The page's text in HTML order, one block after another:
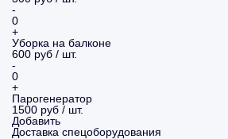
-
0
+
Уборка на балконе
600 руб / шт.
-
0
+
Парогенератор
1500 руб / шт.
Добавить
Доставка спецоборудования